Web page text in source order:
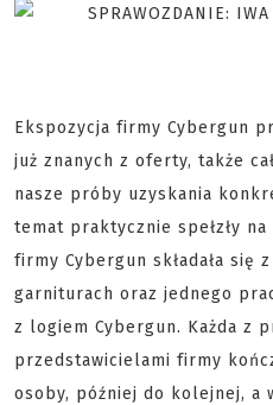
Ekspozycja firmy Cybergun
już znanych z oferty, także
nasze próby uzyskania
temat praktycznie spełzły
firmy Cybergun składała się
garniturach oraz jednego
z logiem Cybergun. Każda z
przedstawicielami firmy
osoby, później do kolejnej, a